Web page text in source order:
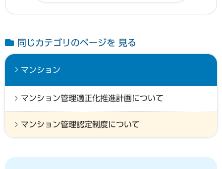
同じカテゴリのページを 見る
マンション
マンション管理適正化推進計画について
マンション管理認定制度について